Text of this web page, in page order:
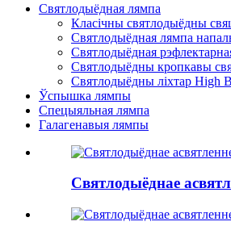
Святлодыёдная лямпа
Класічны святлодыёдны
Святлодыёдная лямпа
Святлодыёдная
Святлодыёдны кропкавы
Святлодыёдны ліхтар High
Ўспышка лямпы
Спецыяльная лямпа
Галагенавыя лямпы
Святлодыёднае